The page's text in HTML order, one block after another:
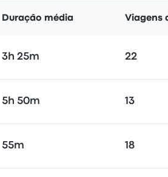
Duração média Viagens
3h 25m 22
5h 50m 13
55m 18